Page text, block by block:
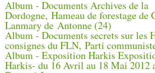
Album - Documents Archives de la
Dordogne, Hameau de forestage de
Lanmary de Antonne (24)
Album - Documents secrets sur les
consignes du FLN, Parti
Album - Exposition Harkis
Harkis- du 16 Avril au 18 Mai 2012